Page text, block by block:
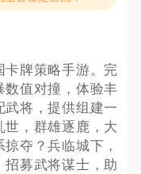
卡牌策略手游。完
数值对撞，体验丰
将，提供组建一
，群雄逐鹿，大
夺？兵临城下，
募武将谋士，助